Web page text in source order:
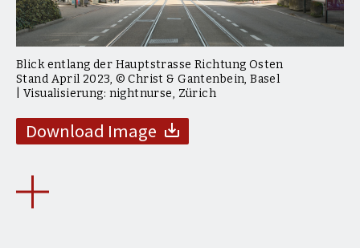
Blick entlang der Hauptstrasse Richtung Osten
Stand April 2023, © Christ & Gantenbein, Basel
| Visualisierung: nightnurse, Zürich
Download Image